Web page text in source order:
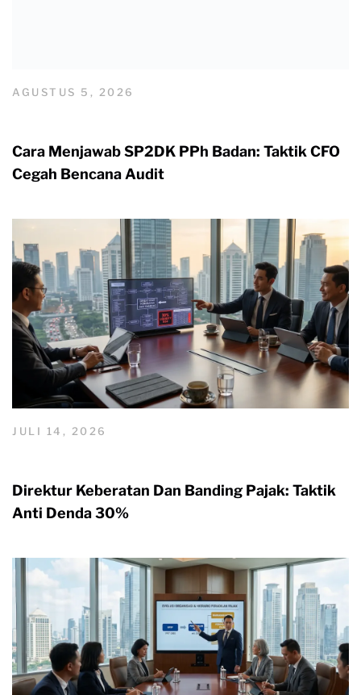
AGUSTUS 5, 2026
Cara Menjawab SP2DK PPh Badan: Taktik CFO
Cegah Bencana Audit
JULI 14, 2026
Direktur Keberatan Dan Banding Pajak: Taktik
Anti Denda 30%